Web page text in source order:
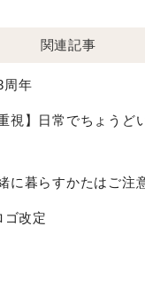
関連記事
周年
視】日常でちょうど
に暮らすかたはご注
改定